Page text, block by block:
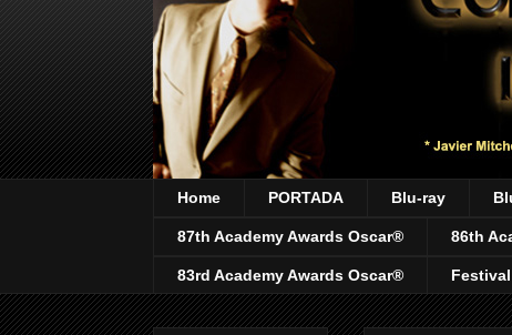
Home PORTADA Blu-ray
87th Academy Awards Oscar® 86th
83rd Academy Awards Oscar®